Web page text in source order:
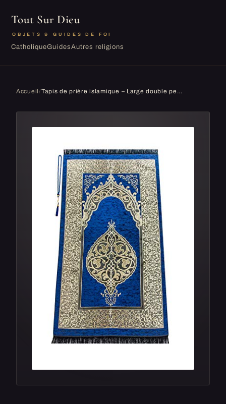
Tout Sur Dieu
OBJETS & GUIDES DE FOI
CatholiqueGuidesAutres religions
Accueil/ Tapis de prière islamique – Large double peluche velours Namaz Sajjadah